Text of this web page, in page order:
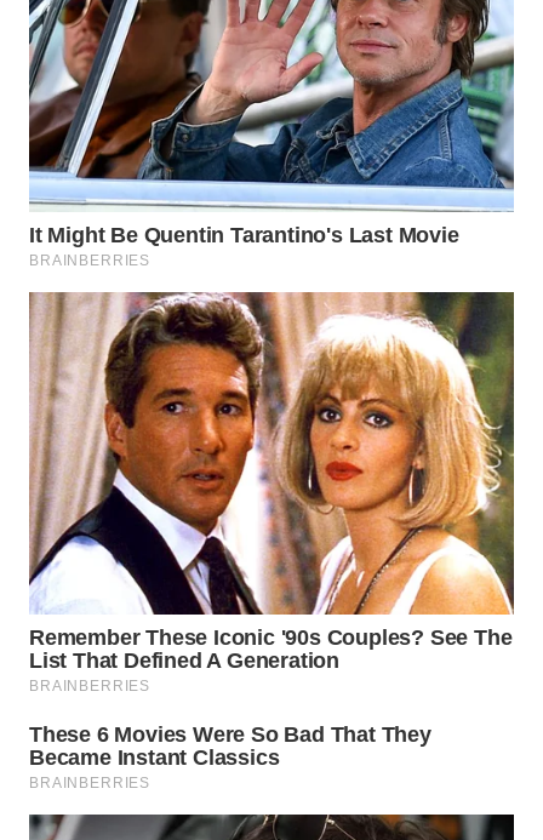
WN
TAPANULI
TENGAH
WN DELI
SERDANG
WN
TEBING
TINGGI
WN
PAKPAK
WN
KARAWANG
WN
BEKASI
WN
WN
WN
UTARA